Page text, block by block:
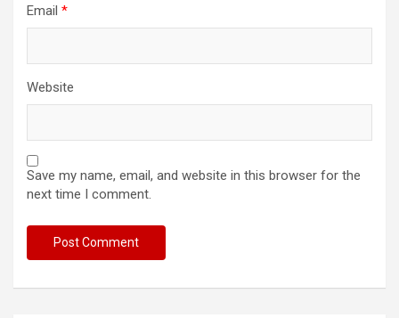
Email *
Website
Save my name, email, and website in this browser for the
next time I comment.